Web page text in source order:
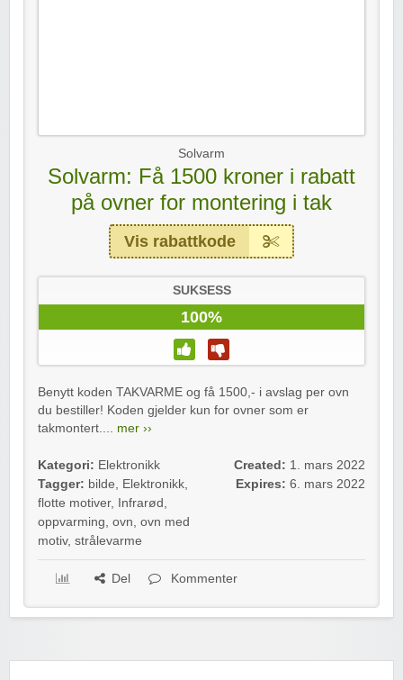
Solvarm
Solvarm: Få 1500 kroner i rabatt
på ovner for montering i tak
Vis rabattkode
SUKSESS
100%
Benytt koden TAKVARME og få 1500,- i avslag per ovn
du bestiller! Koden gjelder kun for ovner som er
takmontert.... mer ››
Kategori: Elektronikk
Tagger: bilde, Elektronikk,
flotte motiver, Infrarød ,
oppvarming, ovn, ovn med
motiv, strålevarme
Created: 1. mars 2022
Expires: 6. mars 2022
Del Kommenter